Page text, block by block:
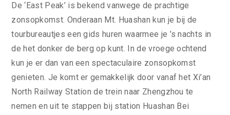
De ‘East Peak’ is bekend vanwege de prachtige
zonsopkomst. Onderaan Mt. Huashan kun je bij de
tourbureautjes een gids huren waarmee je ’s nachts in
de het donker de berg op kunt. In de vroege ochtend
kun je er dan van een spectaculaire zonsopkomst
genieten. Je komt er gemakkelijk door vanaf het Xi’an
North Railway Station de trein naar Zhengzhou te
nemen en uit te stappen bij station Huashan Bei